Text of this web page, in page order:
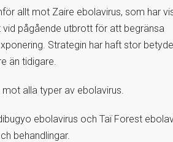
allt mot Zaire ebolavirus, som har
pågående utbrott för att begränsa
Strategin har haft stor
än tidigare.
alla typer av ebolavirus.
ebolavirus och Taï Forest
behandlingar.